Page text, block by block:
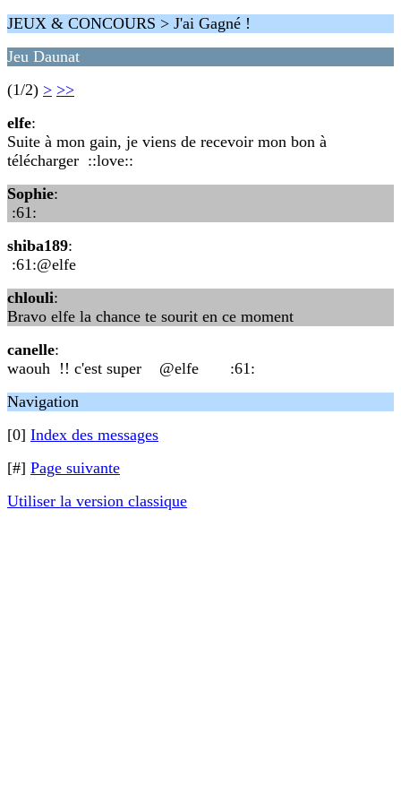
JEUX & CONCOURS > J'ai Gagné !
Jeu Daunat
(1/2) > >>
elfe:
Suite à mon gain, je viens de recevoir mon bon à
télécharger ::love::
Sophie:
:61:
shiba189:
:61:@elfe
chlouli:
Bravo elfe la chance te sourit en ce moment
canelle:
waouh !! c'est super @elfe :61:
Navigation
[0] Index des messages
[#] Page suivante
Utiliser la version classique